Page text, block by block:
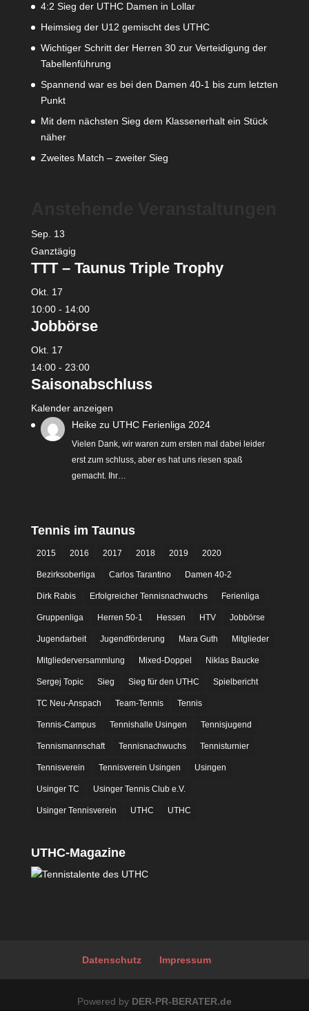
4:2 Sieg der UTHC Damen in Lollar
Heimsieg der U12 gemischt des UTHC
Wichtiger Schritt der Herren 30 zur Verteidigung der
Tabellenführung
Spannend war es bei den Damen 40-1 bis zum letzten
Punkt
Mit dem nächsten Sieg dem Klassenerhalt ein Stück
näher
Zweites Match – zweiter Sieg
Sep. 13
Ganztägig
TTT – Taunus Triple Trophy
Okt. 17
10:00- 14:00
Jobbörse
Okt. 17
14:00- 23:00
Saisonabschluss
Kalender anzeigen
Heike zu UTHC Ferienliga 2024
Vielen Dank, wir waren zum ersten mal dabei leider
erst zum schluss, aber es hat uns riesen spaß
gemacht. Ihr…
Tennis im Taunus
2015 2016 2017 2018 2019 2020
Bezirksoberliga Carlos Tarantino Damen 40-2
Dirk Rabis Erfolgreicher Tennisnachwuchs Ferienliga
Gruppenliga Herren 50-1 Hessen HTV Jobbörse
Jugendarbeit Jugendförderung Mara Guth Mitglieder
Mitgliederversammlung Mixed-Doppel Niklas Baucke
Sergej Topic Sieg Sieg für den UTHC Spielbericht
TC Neu-Anspach Team-Tennis Tennis
Tennis-Campus Tennishalle Usingen Tennisjugend
Tennismannschaft Tennisnachwuchs Tennisturnier
Tennisverein Tennisverein Usingen Usingen
Usinger TC Usinger Tennis Club e.V.
Usinger Tennisverein UTHC UTHC
UTHC-Magazine
Datenschutz Impressum
Powered by DER-PR-BERATER.de